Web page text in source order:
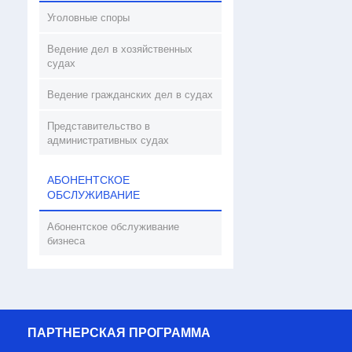
Уголовные споры
Ведение дел в хозяйственных
судах
Ведение гражданских дел в судах
Представительство в
административных судах
АБОНЕНТСКОЕ
ОБСЛУЖИВАНИЕ
Абонентское обслуживание
бизнеса
ПАРТНЕРСКАЯ ПРОГРАММА